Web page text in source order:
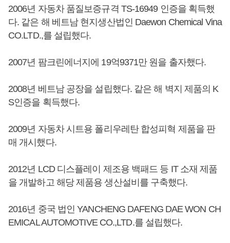
2006년 자동차 품질보증규격 TS-16949 인증을 획득했
다. 같은 해 베트남 현지생산법인 Daewon Chemical Vina
CO.LTD.,를 설립했다.
2007년 팜크린에너지에 19억9371만 원을 출자했다.
2008년 베트남 공장을 설립했다. 같은 해 벽지 제품의 K
S인증을 획득했다.
2009년 자동차 시트용 폴리우레탄 합성피혁 제품을 판
매 개시했다.
2012년 LCD 디스플레이 제조용 백패드 등 IT 소재 제품
을 개발하고 해당 제품용 생산설비를 구축했다.
2016년 중국 법인 YANCHENG DAFENG DAE WON CH
EMICAL AUTOMOTIVE CO.,LTD.를 설립했다.